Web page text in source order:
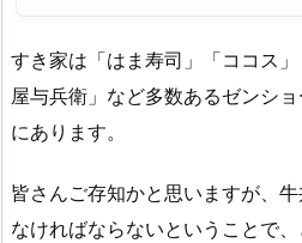
すき家は「はま寿司」「ココス
屋与兵衛」など多数あるゼンシ
にあります。
皆さんご存知かと思いますが、
なければならないということで